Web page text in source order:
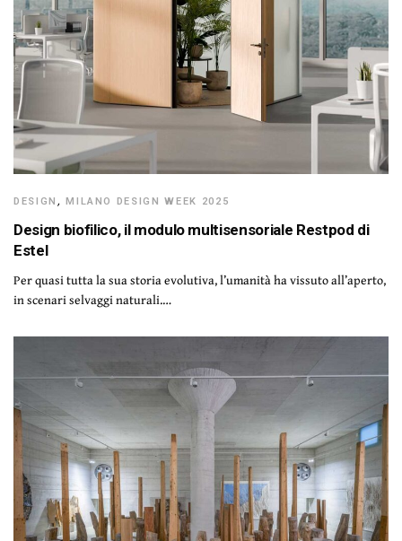
DESIGN ,MILANO DESIGN WEEK 2025
Design biofilico, il modulo multisensoriale Restpod di
Estel
Per quasi tutta la sua storia evolutiva, l’umanità ha vissuto all’aperto,
in scenari selvaggi naturali.…